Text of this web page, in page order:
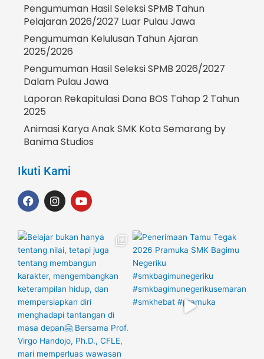
Pengumuman Hasil Seleksi SPMB Tahun
Pelajaran 2026/2027 Luar Pulau Jawa
Pengumuman Kelulusan Tahun Ajaran
2025/2026
Pengumuman Hasil Seleksi SPMB 2026/2027
Dalam Pulau Jawa
Laporan Rekapitulasi Dana BOS Tahap 2 Tahun
2025
Animasi Karya Anak SMK Kota Semarang by
Banima Studios
Ikuti Kami
F
a
b
o
o
k
I
n
a
g
r
a
m
Y
o
u
b
e